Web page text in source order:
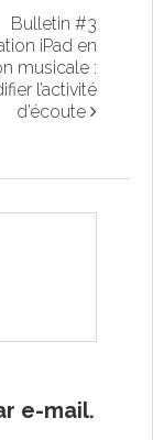
Bulletin #3
iPad en
musicale :
l’activité
d’écoute
e-mail.